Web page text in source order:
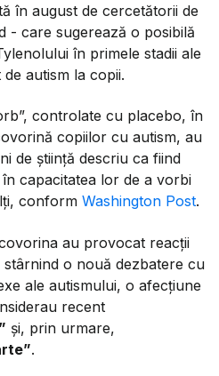
în august de cercetătorii de
- care sugerează o posibilă
în primele stadii ale
autism la copii.
controlate cu placebo, în
copiilor cu autism, au
de știință descriu ca fiind
capacitatea lor de a vorbi
conform Washington Post.
au provocat reacții
o nouă dezbatere cu
ale autismului, o afecțiune
recent
și, prin urmare,
.